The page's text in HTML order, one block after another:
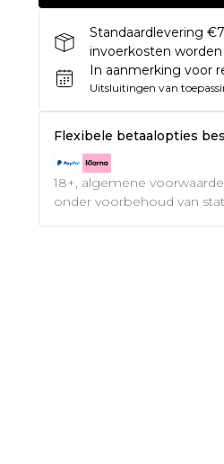
Standaardlevering
invoerkosten
In aanmerking voor
Uitsluitingen van
Flexibele betaalopties
18+, algemene
onder voorbehoud van